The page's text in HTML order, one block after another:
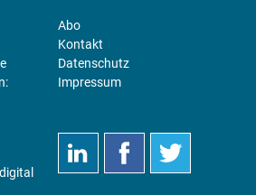
Abo
Kontakt
Datenschutz
Impressum